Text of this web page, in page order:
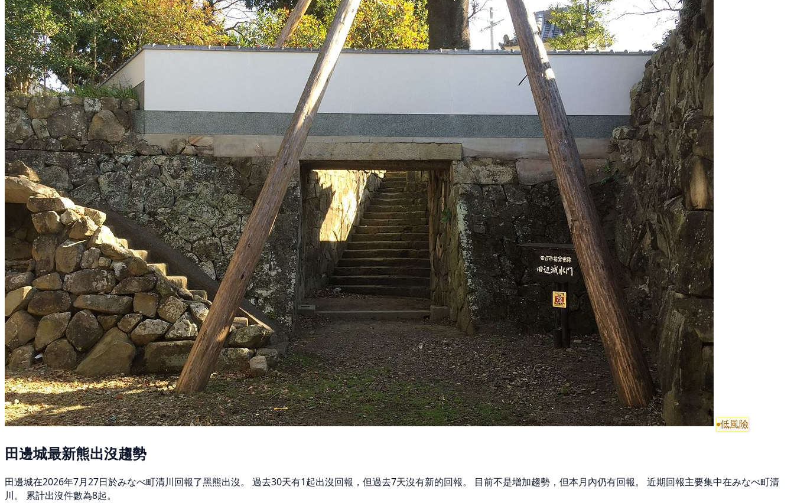
低風險
田邊城最新熊出沒趨勢
田邊城在2026年7月27日於みなべ町清川回報了黑熊出沒。 過去30天有1起出沒回報，但過去7天沒有新的回報。 目前不是增加趨勢，但本月內仍有回報。 近期回報主要集中在みなべ町清
川。 累計出沒件數為8起。